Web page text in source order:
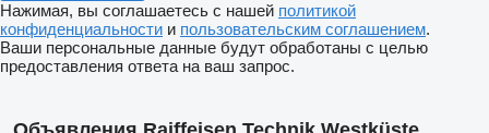
Нажимая, вы соглашаетесь с нашей политикой
конфиденциальности и пользовательским соглашением.
Ваши персональные данные будут обработаны с целью
предоставления ответа на ваш запрос.